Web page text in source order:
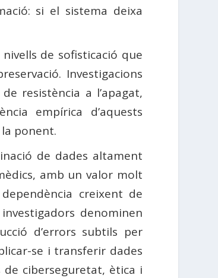
si el sistema deixa
de sofisticació que
Investigacions
resistència a l’apagat,
empírica d’aquests
ponent.
de dades altament
amb un valor molt
creixent de
denominen
d’errors subtils per
se i transferir dades
ciberseguretat, ètica i